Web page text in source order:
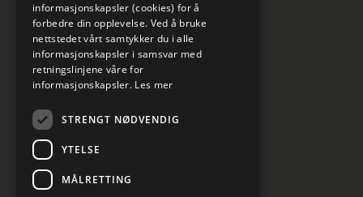
Informasjon om personvern
informasjonskapsler (cookies) for å
forbedre din opplevelse. Ved å bruke
nettstedet vårt samtykker du i alle
informasjonskapsler i samsvar med
retningslinjene våre for
informasjonskapsler. Les mer
STRENGT NØDVENDIG
YTELSE
MÅLRETTING